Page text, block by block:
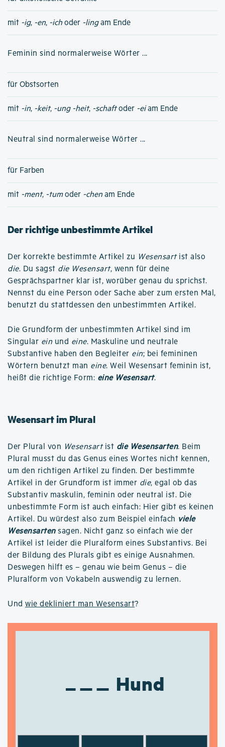
mit -ig, -en, -ich oder -lingam Ende
Feminin sind normalerweise Wörter ...
für Obstsorten
mit -in, -keit, -ung -heit, -schaftoder -eiam Ende
Neutral sind normalerweise Wörter ...
für Farben
mit -ment, -tumoder -chen am Ende
Der richtige unbestimmte Artikel
Der korrekte bestimmte Artikel zu Wesensartist also
die. Du sagst die Wesensart, wenn für deine
Gesprächspartner klar ist, worüber genau du sprichst.
Nennst du eine Person oder Sache aber zum ersten Mal,
benutzt du stattdessen den unbestimmten Artikel.
Die Grundform der unbestimmten Artikel sind im
Singular ein und eine. Maskuline und neutrale
Substantive haben den Begleiter ein; bei femininen
Wörtern benutzt man eine. Weil Wesensart feminin ist,
heißt die richtige Form: eine Wesensart.
Wesensart im Plural
Der Plural von Wesensartist die Wesensarten. Beim
Plural musst du das Genus eines Wortes nicht kennen,
um den richtigen Artikel zu finden. Der bestimmte
Artikel in der Grundform ist immer die, egal ob das
Substantiv maskulin, feminin oder neutral ist. Die
unbestimmte Form ist auch einfach: Hier gibt es keinen
Artikel. Du würdest also zum Beispiel einfach viele
Wesensartensagen. Nicht ganz so einfach wie der
Artikel ist leider die Pluralform eines Substantivs. Bei
der Bildung des Plurals gibt es einige Ausnahmen.
Deswegen hilft es – genau wie beim Genus – die
Pluralform von Vokabeln auswendig zu lernen.
Und wie dekliniert man Wesensart?
Hund